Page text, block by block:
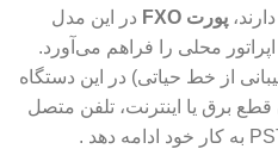
پورت FXO
در این مدل
محلی را فراهم می‌آورد.
از خط حیاتی) در این دستگاه
برق یا اینترنت، تلفن متصل